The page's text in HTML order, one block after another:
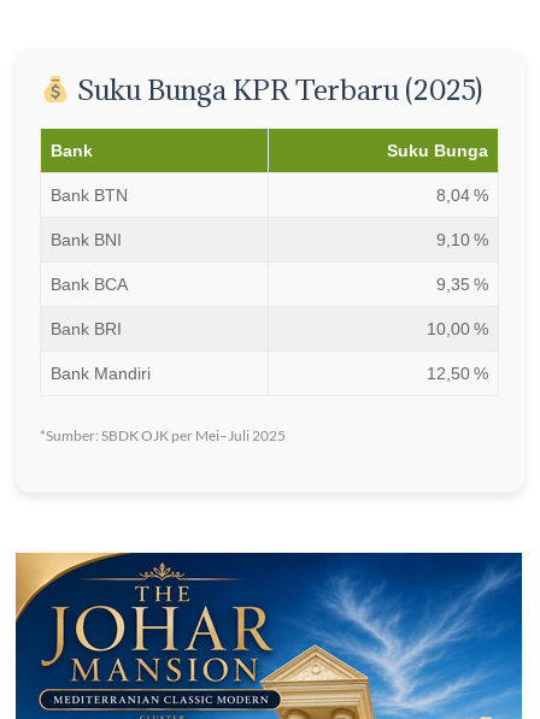
Suku Bunga KPR Terbaru (2025)
Bank Suku Bunga
Bank BTN 8,04 %
Bank BNI 9,10 %
Bank BCA 9,35 %
Bank BRI 10,00 %
Bank Mandiri 12,50 %
*Sumber: SBDK OJK per Mei–Juli 2025